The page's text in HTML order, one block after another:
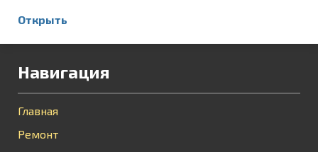
Открыть
Навигация
Главная
Ремонт